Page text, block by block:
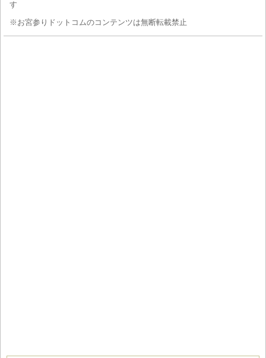
す
※お宮参りドットコムのコンテンツは無断転載禁止